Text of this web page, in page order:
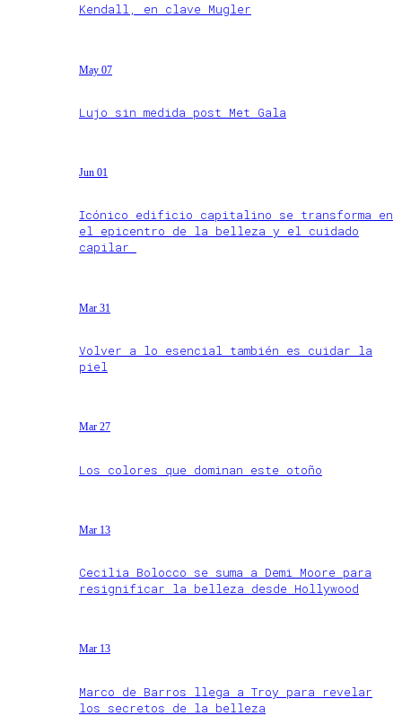
Kendall, en clave Mugler
May 07
Lujo sin medida post Met Gala
Jun 01
Icónico edificio capitalino se transforma en
el epicentro de la belleza y el cuidado
capilar
Mar 31
Volver a lo esencial también es cuidar la
piel
Mar 27
Los colores que dominan este otoño
Mar 13
Cecilia Bolocco se suma a Demi Moore para
resignificar la belleza desde Hollywood
Mar 13
Marco de Barros llega a Troy para revelar
los secretos de la belleza